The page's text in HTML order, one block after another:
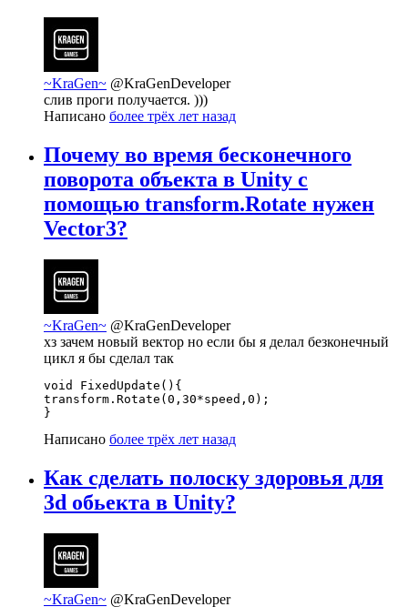
~KraGen~ @KraGenDeveloper
слив проги получается. )))
Написано более трёх лет назад
Почему во время бесконечного
поворота объекта в Unity с
помощью transform.Rotate нужен
Vector3?
~KraGen~ @KraGenDeveloper
хз зачем новый вектор но если бы я делал безконечный
цикл я бы сделал так
void FixedUpdate(){
transform.Rotate(0,30*speed,0);
}
Написано более трёх лет назад
Как сделать полоску здоровья для
3d обьекта в Unity?
~KraGen~ @KraGenDeveloper